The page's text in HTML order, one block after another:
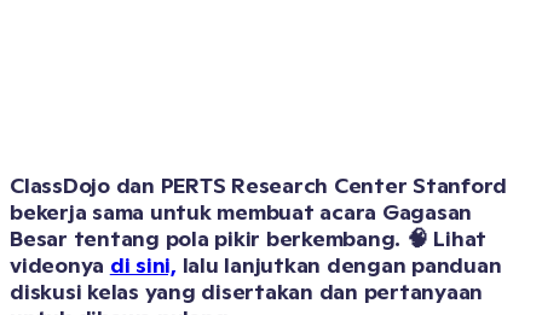
ClassDojo dan PERTS Research Center Stanford
bekerja sama untuk membuat acara Gagasan
Besar tentang pola pikir berkembang. 🧠 Lihat
videonya di sini, lalu lanjutkan dengan panduan
diskusi kelas yang disertakan dan pertanyaan